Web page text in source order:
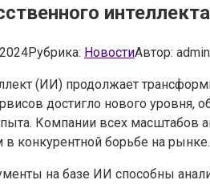
Рубрика: НовостиАвтор: admin
(ИИ) продолжает
достигло нового
Компании всех масштабов
конкурентной борьбе на рынке.
на базе ИИ способны